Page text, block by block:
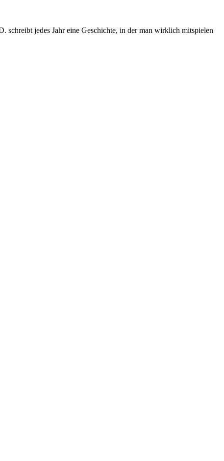
schreibt jedes Jahr eine Geschichte, in der man wirklich mitspielen